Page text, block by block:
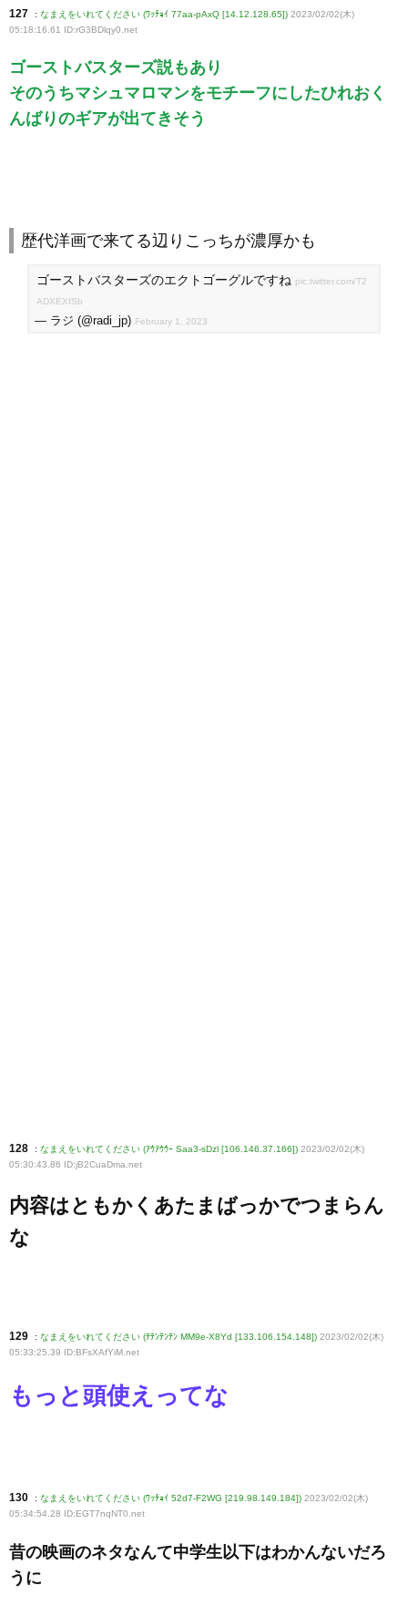
127 : なまえをいれてください (ﾜｯﾁｮｲ 77aa-pAxQ [14.12.128.65]) 2023/02/02(木)
05:18:16.61 ID:rG3BDlqy0.net
ゴーストバスターズ説もあり
そのうちマシュマロマンをモチーフにしたひれおく
んばりのギアが出てきそう
歴代洋画で来てる辺りこっちが濃厚かも
ゴーストバスターズのエクトゴーグルですね pic.twitter.com/T2
ADXEXfSb
— ラジ (@radi_jp) February 1, 2023
128 : なまえをいれてください (ｱｳｱｳｳｰ Saa3-sDzl [106.146.37.166]) 2023/02/02(木)
05:30:43.86 ID:jB2CuaDma .net
内容はともかくあたまばっかでつまらん
な
129 : なまえをいれてください (ﾃﾃﾝﾃﾝﾃﾝ MM9e-X8Yd [133.106.154.148]) 2023/02/02(木)
05:33:25.39 ID:BFsXAfYiM.net
もっと頭使えってな
130 : なまえをいれてください (ﾜｯﾁｮｲ 52d7-F2WG [219.98.149.184]) 2023/02/02(木)
05:34:54.28 ID:EGT7nqNT0.net
昔の映画のネタなんて中学生以下はわかんないだろ
うに